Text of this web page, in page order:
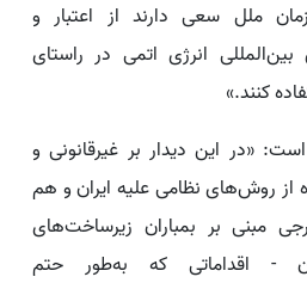
ملل سعی دارند از اعتبار و
انرژی اتمی در راستای
کنند.»
«در این دیدار بر غیرقانونی و
از روش‌های نظامی علیه ایران و هم
مبنی بر بمباران زیرساخت‌های
- اقداماتی که به‌طور حتم